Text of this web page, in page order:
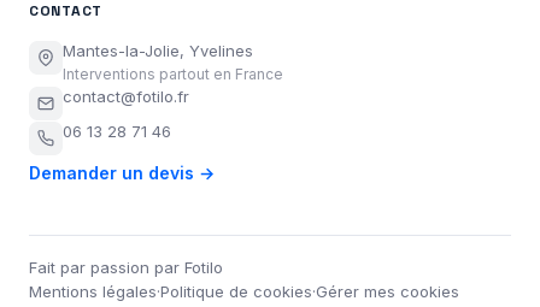
CONTACT
Mantes-la-Jolie, Yvelines
Interventions partout en France
contact@fotilo.fr
06 13 28 71 46
Demander un devis →
Fait par passion par Fotilo
Mentions légales·Politique de cookies·Gérer mes cookies